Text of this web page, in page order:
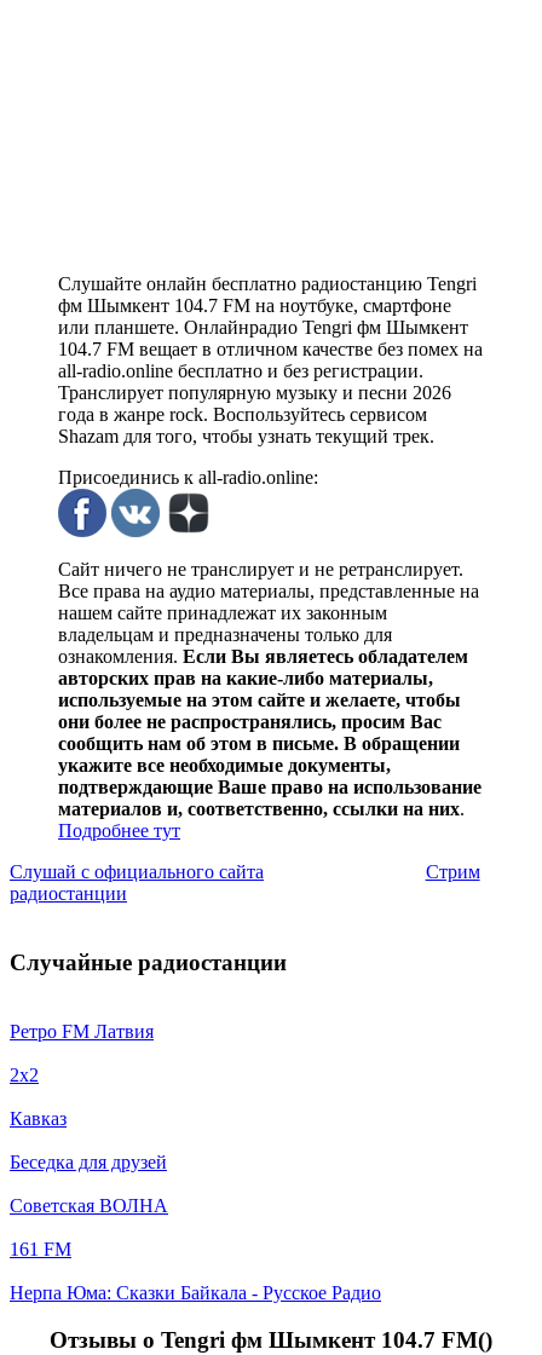
Слушайте онлайн бесплатно радиостанцию Tengri
фм Шымкент 104.7 FM на ноутбуке, смартфоне
или планшете. Онлайнрадио Tengri фм Шымкент
104.7 FM вещает в отличном качестве без помех на
all-radio.online бесплатно и без регистрации.
Транслирует популярную музыку и песни 2026
года в жанре rock. Воспользуйтесь сервисом
Shazam для того, чтобы узнать текущий трек.
Присоединись к all-radio.online:
Сайт ничего не транслирует и не ретранслирует.
Все права на аудио материалы, представленные на
нашем сайте принадлежат их законным
владельцам и предназначены только для
ознакомления. Если Вы являетесь обладателем
авторских прав на какие-либо материалы,
используемые на этом сайте и желаете, чтобы
они более не распространялись, просим Вас
сообщить нам об этом в письме. В обращении
укажите все необходимые документы,
подтверждающие Ваше право на использование
материалов и, соответственно, ссылки на них.
Подробнее тут
Слушай с официального сайта
Стрим
радиостанции
Случайные радиостанции
Ретро FM Латвия
2x2
Кавказ
Беседка для друзей
Советская ВОЛНА
161 FM
Нерпа Юма: Сказки Байкала - Русское Радио
Отзывы о Tengri фм Шымкент 104.7 FM()